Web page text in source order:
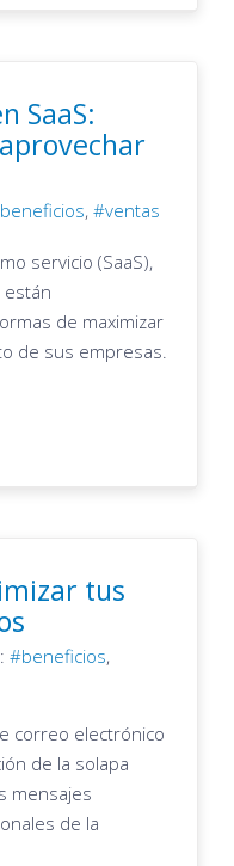
SaaS:
beneficios, ventas
servicio (SaaS),
están
de maximizar
de sus empresas.
tus
beneficios,
correo electrónico
de la solapa
mensajes
de la